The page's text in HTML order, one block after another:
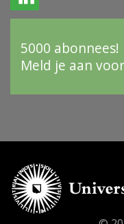
5000 abonnees!
Meld je aan